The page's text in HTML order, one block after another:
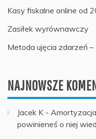
Kasy fiskalne online od
Zasiłek wyrównawczy
Metoda ujęcia zdarzeń
NAJNOWSZE
Jacek K-
powinieneś o niej